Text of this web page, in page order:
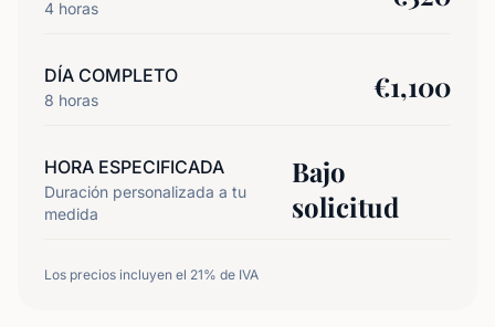
4 horas
DÍA COMPLETO
8 horas €1,100
HORA ESPECIFICADA
Duración personalizada a tu
medida
Bajo
solicitud
Los precios incluyen el 21% de IVA